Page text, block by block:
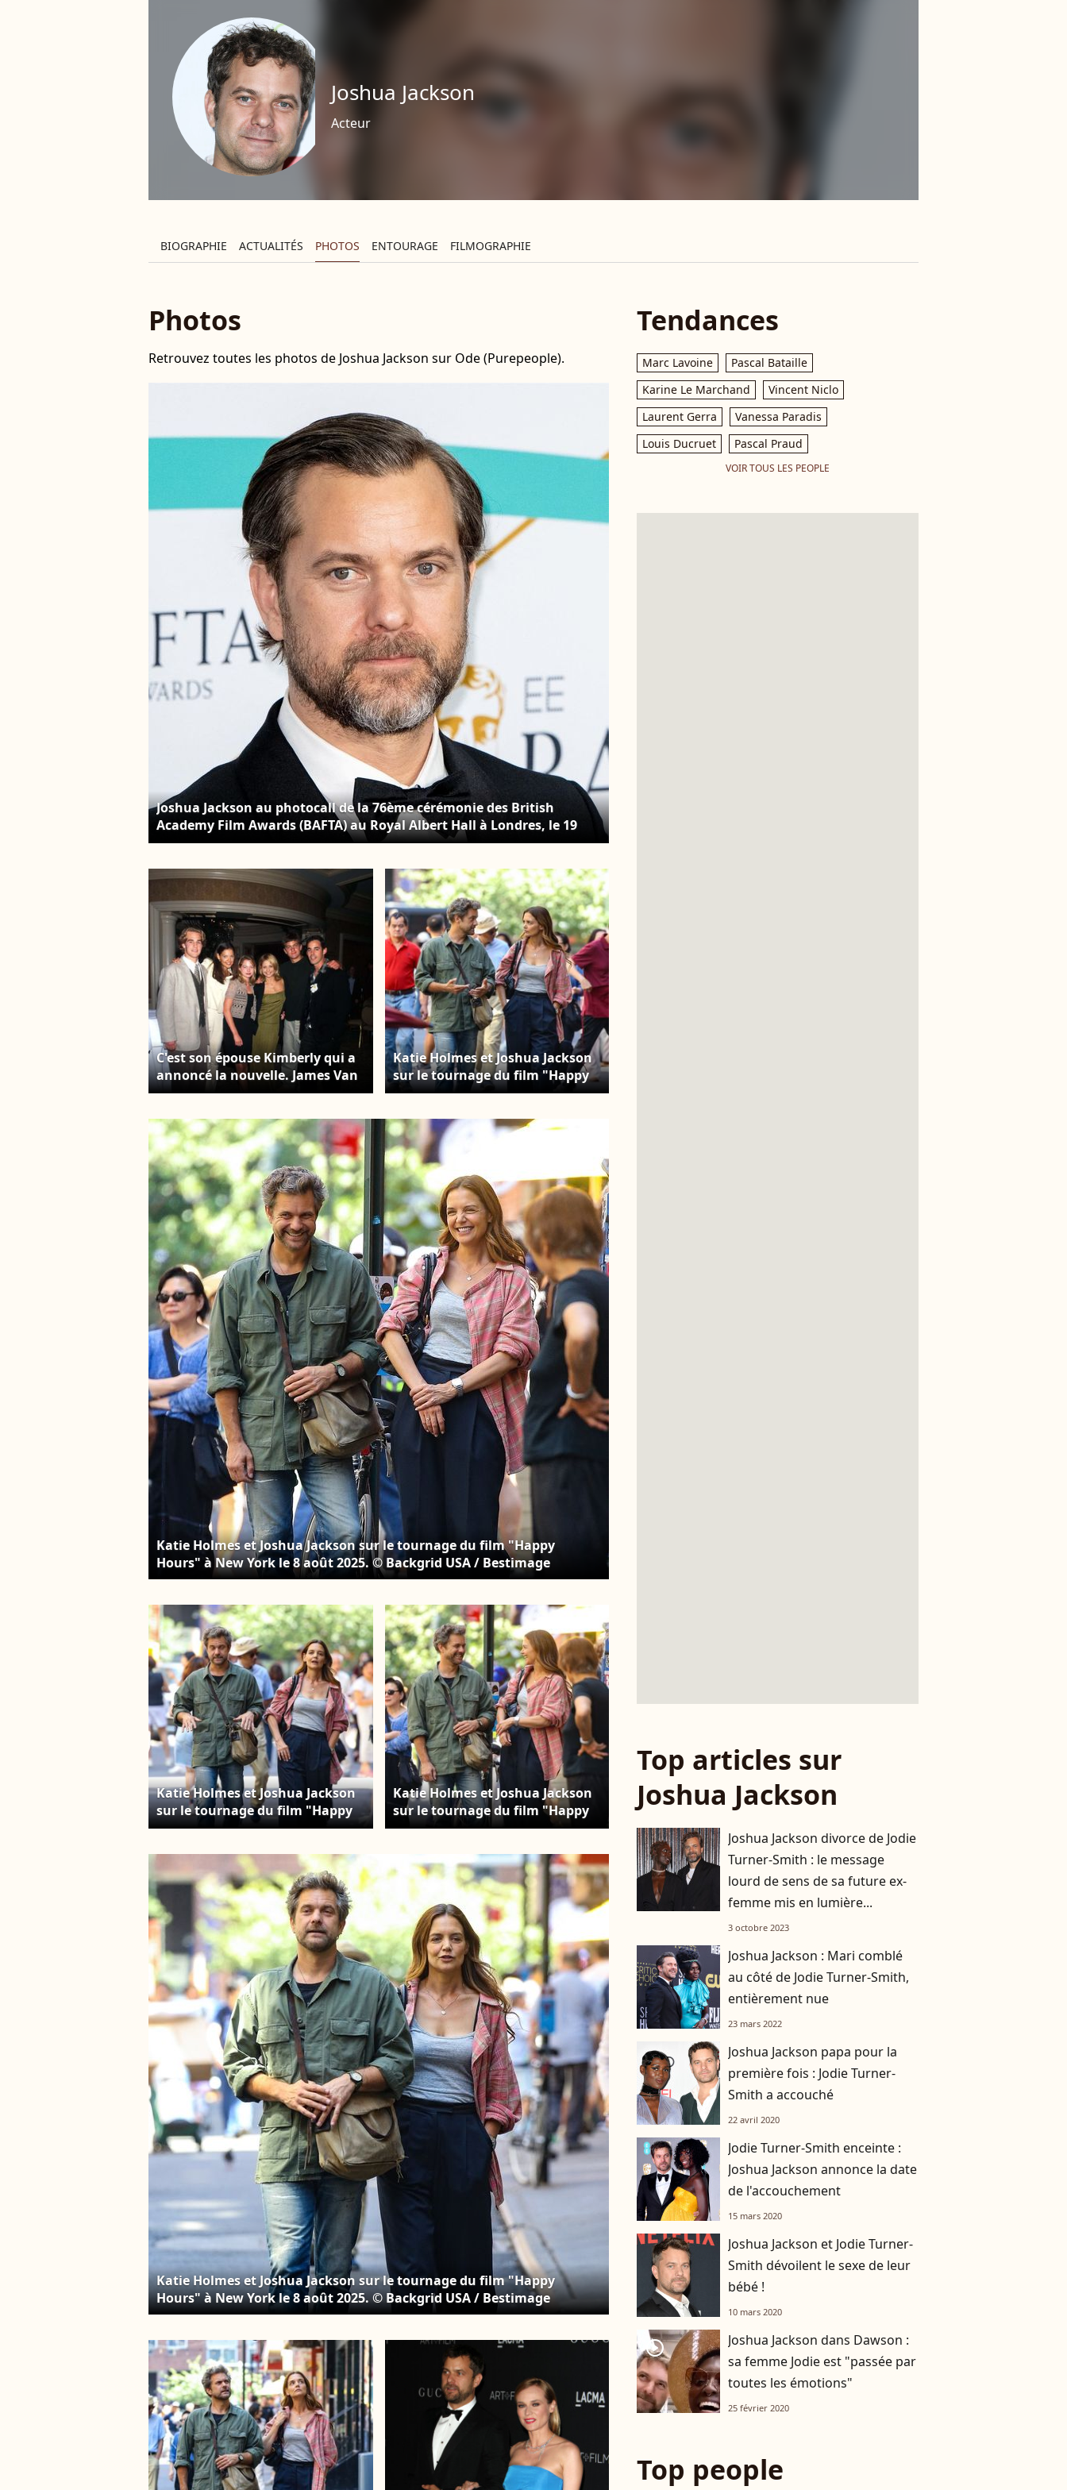
Joshua Jackson
Acteur
BIOGRAPHIE ACTUALITÉS PHOTOS ENTOURAGE FILMOGRAPHIE
Photos
Retrouvez toutes les photos de Joshua Jackson sur Ode (Purepeople).
Joshua Jackson au photocall de la 76ème cérémonie des British
Academy Film Awards (BAFTA) au Royal Albert Hall à Londres, le 19
février 2023. Photo par Backgrid USA / Bestimage
C'est son épouse Kimberly qui a
annoncé la nouvelle. James Van
Der Beek, Katie Holmes, Michelle
Joshua Jackson et Nicholas
Brendon lors du Wb Summer 97
Press Tour, 2011. Photo par Lisa
Rose/Zuma/ABACAPRESS.COM
Katie Holmes et Joshua Jackson
sur le tournage du film "Happy
Hours" à New York le 8 août
Bestimage
Katie Holmes et Joshua Jackson sur le tournage du film "Happy
Hours" à New York le 8 août 2025. © Backgrid USA / Bestimage
Katie Holmes et Joshua Jackson
sur le tournage du film "Happy
Hours" à New York le 8 août
Katie Holmes et Joshua Jackson
sur le tournage du film "Happy
Hours" à New York le 8 août
Bestimage
Katie Holmes et Joshua Jackson sur le tournage du film "Happy
Hours" à New York le 8 août 2025. © Backgrid USA / Bestimage
Tendances
Marc Lavoine
Pascal Bataille
Karine Le Marchand
Vincent Niclo
Laurent Gerra
Vanessa Paradis
Louis Ducruet
Pascal Praud
VOIR TOUS LES PEOPLE
Top articles sur
Joshua Jackson
Joshua Jackson divorce de Jodie
Turner-Smith : le message
lourd de sens de sa future ex-
femme mis en lumière...
3 octobre 2023
Joshua Jackson : Mari comblé
au côté de Jodie Turner-Smith,
entièrement nue
23 mars 2022
Joshua Jackson papa pour la
première fois : Jodie Turner-
Smith a accouché
22 avril 2020
Jodie Turner-Smith enceinte :
Joshua Jackson annonce la date
de l'accouchement
15 mars 2020
Joshua Jackson et Jodie Turner-
Smith dévoilent le sexe de leur
bébé !
10 mars 2020
player2
Joshua Jackson dans Dawson :
sa femme Jodie est "passée par
toutes les émotions"
25 février 2020
Top people